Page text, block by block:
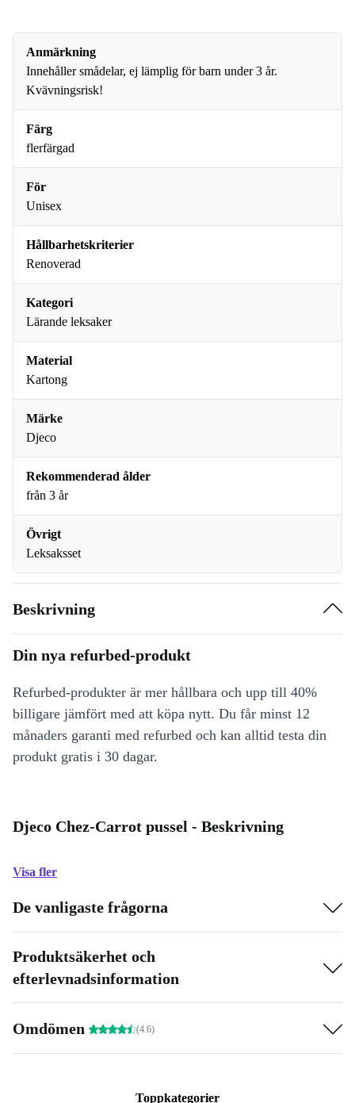
Anmärkning
Innehåller smådelar, ej lämplig för barn under 3 år.
Kvävningsrisk!
Färg
flerfärgad
För
Unisex
Hållbarhetskriterier
Renoverad
Kategori
Lärande leksaker
Material
Kartong
Märke
Djeco
Rekommenderad ålder
från 3 år
Övrigt
Leksaksset
Beskrivning
Din nya refurbed-produkt
Refurbed-produkter är mer hållbara och upp till 40%
billigare jämfört med att köpa nytt. Du får minst 12
månaders garanti med refurbed och kan alltid testa din
produkt gratis i 30 dagar.
Djeco Chez-Carrot pussel - Beskrivning
Visa fler
De vanligaste frågorna
Produktsäkerhet och
efterlevnadsinformation
Omdömen (4.6)
Toppkategorier